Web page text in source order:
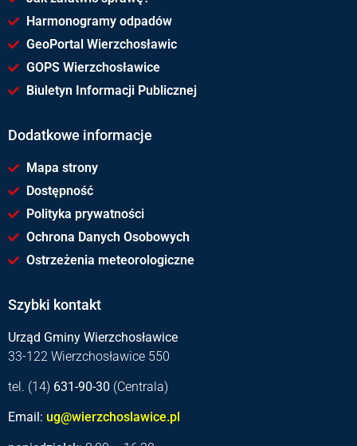
Harmonogramy odpadów
GeoPortal Wierzchosławic
GOPS Wierzchosławice
Biuletyn Informacji Publicznej
Dodatkowe informacje
Mapa strony
Dostępność
Polityka prywatności
Ochrona Danych Osobowych
Ostrzeżenia meteorologiczne
Szybki kontakt
Urząd Gminy Wierzchosławice
33-122 Wierzchosławice 550
tel. (14) 631-90-30 (Centrala)
Email: ug@wierzchoslawice.pl